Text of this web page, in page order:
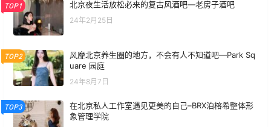
TOP1 北京夜生活放松必来的复古风酒吧—老房子酒吧
24年2月25日
TOP2
风靡北京养生圈的地方，不会有人不知道吧—Park Sq
uare 园庭
24年8月7日
TOP3
在北京私人工作室遇见更美的自己–BRX泊榕希整体形
象管理学院